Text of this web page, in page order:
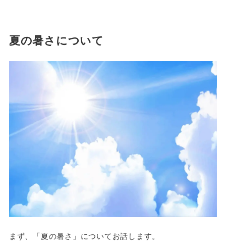
夏の暑さについて
まず、「夏の暑さ」についてお話します。